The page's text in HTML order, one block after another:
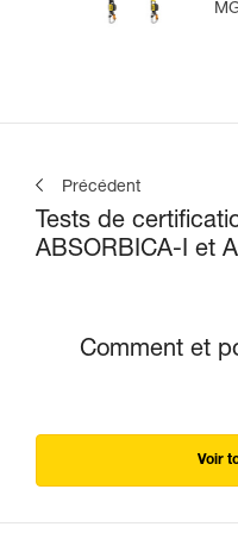
Précédent
Tests de
ABSORBICA-I et
Comment et
Voir